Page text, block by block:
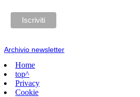
Archivio newsletter
Home
top^
Privacy
Cookie